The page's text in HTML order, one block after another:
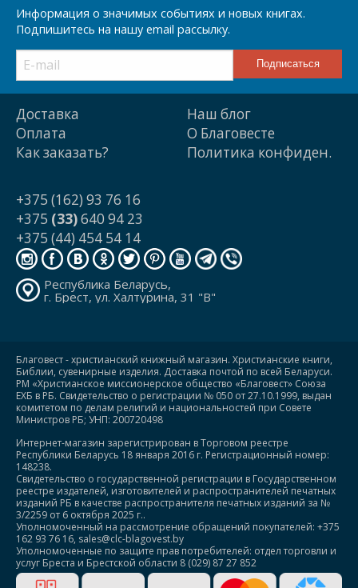
Информация о значимых событиях и новых книгах.
Подпишитесь на нашу email рассылку.
Доставка
Оплата
Как заказать?
Наш блог
О Благовесте
Политика конфиден.
+375 (162) 93 76 16
+375 (33)640 94 23
+375 (44) 454 54 14
Республика Беларусь,
г. Брест, ул. Халтурина, 31 "В"
Благовест - христианский книжный магазин. Христианские книги,
Библии, сувенирные изделия. Доставка почтой по всей Беларуси.
РМ «Христианское миссионерское общество «Благовест» Союза
ЕХБ в РБ. Свидетельство о регистрации № 050 от 27.10.1999, выдан
комитетом по делам религий и национальностей при Совете
Министров РБ; УНП: 200720498
Интернет-магазин зарегистрирован в Торговом реестре
Республики Беларусь 18 января 2016 г. Регистрационный номер:
148238.
Свидетельство о государственной регистрации в Государственном
реестре издателей, изготовителей и распространителей печатных
изданий РБ в качестве распространителя печатных изданий за №
3/2259 от 6 октября 2025 г..
Уполномоченный на рассмотрение обращений покупателей: +375
162 93 76 16, sales@clc-blagovest.by
Уполномоченные по защите прав потребителей: отдел торговли и
услуг Бреста и Брестской области 8 (029) 87 27 852